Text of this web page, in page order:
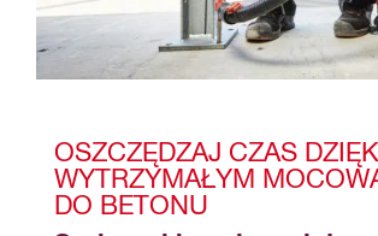
OSZCZĘDZAJ CZAS
WYTRZYMAŁYM
DO BETONU